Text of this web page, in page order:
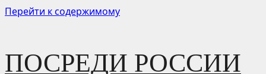
Перейти к содержимому
ПОСРЕДИ РОССИИ